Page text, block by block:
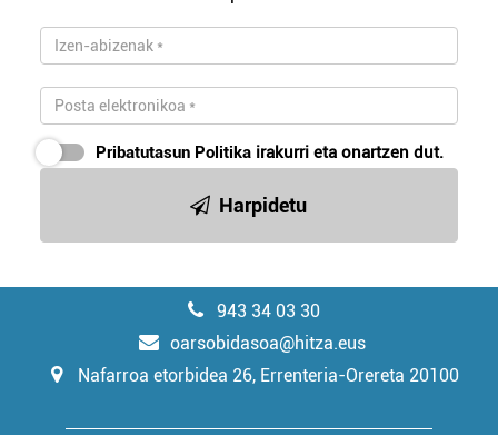
Pribatutasun Politika irakurri eta onartzen dut.
Harpidetu
943 34 03 30
oarsobidasoa@hitza.eus
Nafarroa etorbidea 26, Errenteria-Orereta 20100